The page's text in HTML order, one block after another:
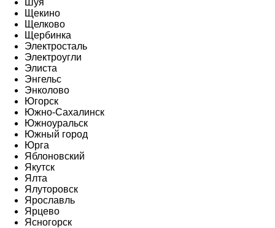
Шуя
Щекино
Щелково
Щербинка
Электросталь
Электроугли
Элиста
Энгельс
Энколово
Югорск
Южно-Сахалинск
Южноуральск
Южный город
Юрга
Яблоновский
Якутск
Ялта
Ялуторовск
Ярославль
Ярцево
Ясногорск